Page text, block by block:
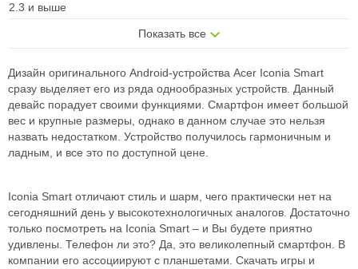
2.3 и выше
Показать все
Дизайн оригинального Android-устройства Acer Iconia Smart
сразу выделяет его из ряда однообразных устройств. Данный
девайс порадует своими функциями. Смартфон имеет большой
вес и крупные размеры, однако в данном случае это нельзя
назвать недостатком. Устройство получилось гармоничным и
ладным, и все это по доступной цене.
Iconia Smart отличают стиль и шарм, чего практически нет на
сегодняшний день у высокотехнологичных аналогов. Достаточно
только посмотреть на Iconia Smart – и Вы будете приятно
удивлены. Телефон ли это? Да, это великолепный смартфон. В
компании его ассоциируют с планшетами. Скачать игры и